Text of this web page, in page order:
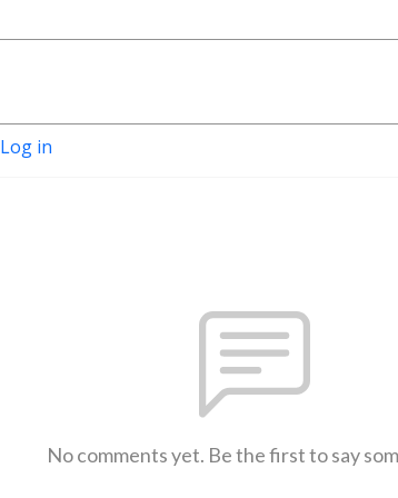
Log in
No comments yet. Be the first to say